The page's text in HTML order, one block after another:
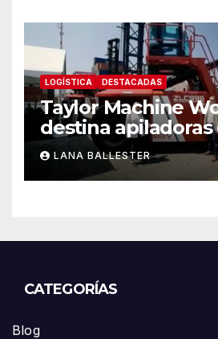
LOGÍSTICA DESTACADAS
Taylor Machine
destina
de contenedores
emisiones a
en el Puerto de
LANA BALLESTER
CATEGORÍAS
Blog